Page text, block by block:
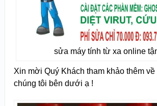
sửa máy tính từ xa online
Xin mời Quý Khách tham khảo thêm
chúng tôi bên dưới ạ !